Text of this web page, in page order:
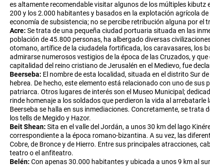
es altamente recomendable visitar algunos de los múltiples
200 y los 2.000 habitantes y basados en la explotación agrícola
economía de subsistencia; no se percibe retribución alguna por el
Acre: Se trata de una pequeña ciudad portuaria situada en las
población de 45.800 personas, ha albergado diversas
otomano, artífice de la ciudadela fortificada, los caravasares, los
admirarse numerosos vestigios de la época de las Cruzados, y
capitalidad del reino cristiano de Jerusalén en el Medievo, fue
Beerseba: El nombre de esta localidad, situada en el distrito Sur
hebrea. De hecho, este elemento está relacionado con uno de
patriarca. Otros lugares de interés son el Museo Municipal;
rinde homenaje a los soldados que perdieron la vida al
Beerseba se halla en sus inmediaciones. Concretamente, se
los tells de Megido y Hazor.
Beit Shean: Sita en el valle del Jordán, a unos 30 km del lago
correspondiente a la época romano-bizantina. A su vez, las
Cobre, de Bronce y de Hierro. Entre sus principales atracciones,
teatro o el anfiteatro.
Belén: Con apenas 30.000 habitantes y ubicada a unos 9 km al